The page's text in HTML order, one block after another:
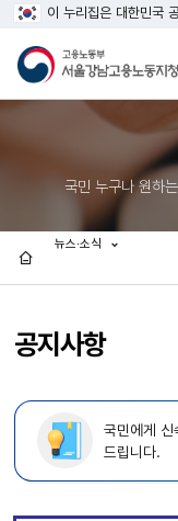
이 누리집은 대한민국
국민 누구나 원하
공지사항
뉴스·소식
국민에게
드립니다.